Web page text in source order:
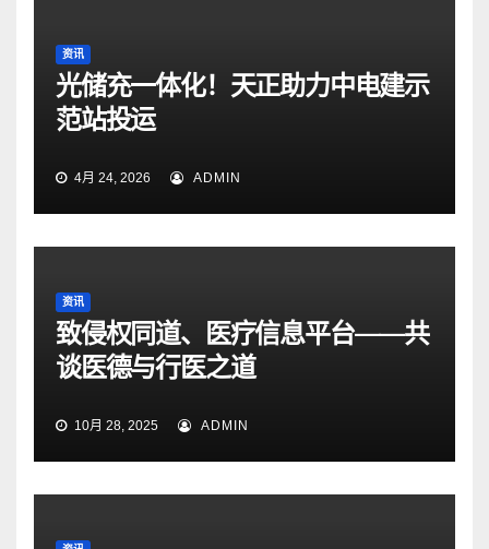
资讯
光储充一体化！天正助力中电建示
范站投运
4月 24, 2026 ADMIN
资讯
致侵权同道、医疗信息平台——共
谈医德与行医之道
10月 28, 2025 ADMIN